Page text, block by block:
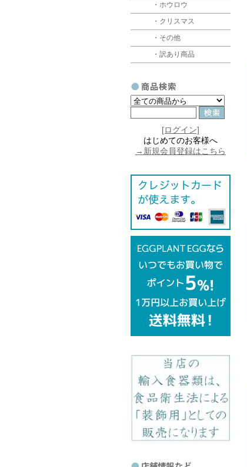
・ホウロウ
・クリスマス
・その他
・訳あり商品
[ログイン]
はじめてのお客様へ
→新規会員登録はこちら